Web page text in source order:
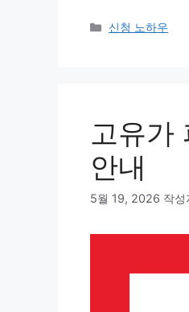
카
신청 노하우
고유가
안내
5월 19, 2026 작성